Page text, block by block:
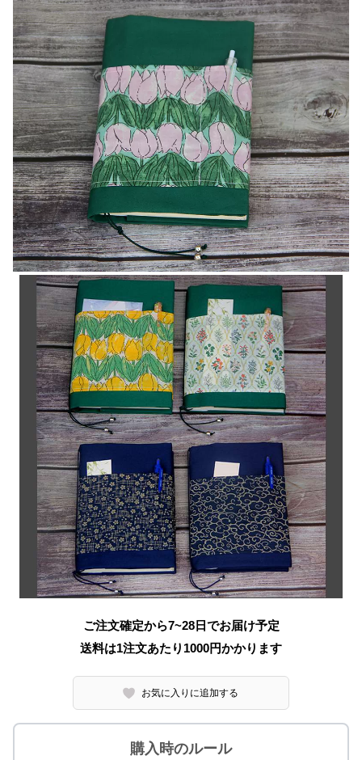
ご注文確定から7~28日でお届け予定
送料は1注文あたり 1000円かかります
お気に入りに追加する
購入時のルール